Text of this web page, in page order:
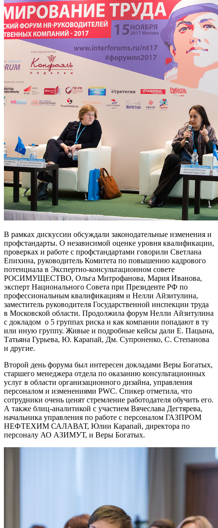
В рамках дискуссии обсуждали законодательные изменения и
профстандарты. О независимой оценке уровня квалификации,
проверках и работе с профстандартами говорили Светлана
Епихина, руководитель Комитета по повышению кадрового
потенциала в Экспертно-консультационном совете
РОСИМУЩЕСТВО, Ольга Митрофанова, Мария Иванова,
эксперт Национального Совета при Президенте РФ по
профессиональным квалификациям и Нелли Айзитулина,
заместитель руководителя Государственной инспекции труда
в Московской области. Продолжила форум Нелли Айзитулина
с докладом о 5 группах риска и как компании попадают в ту
или иную группу. Живые и подробные кейсы дали Е. Пацына,
Татьяна Гурьева, Ю. Карапай, Дм. Супроненко, С. Степанова
и другие.
Второй день форума был интересен докладами Веры Богатых,
старшего менеджера отдела по оказанию консультационных
услуг в области организационного дизайна, управления
персоналом и изменениями PWC. Спикер отметила, что
сотрудники очень ценят стремление работодателя обучить его.
А также блиц-аналитикой с участием Вячеслава Дегтярева,
начальника управления по работе с персоналом ГАЗПРОМ
НЕФТЕХИМ САЛАВАТ, Юлии Карапай, директора по
персоналу АО АЗИМУТ, и Веры Богатых.